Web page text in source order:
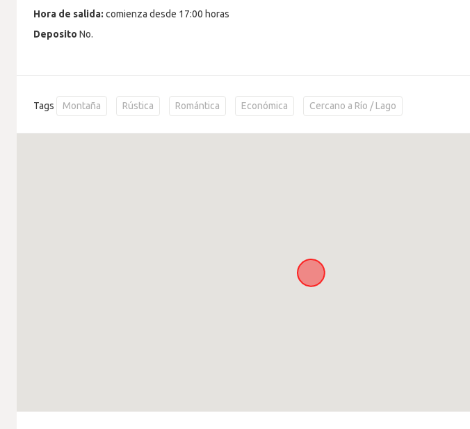
Hora de salida: comienza desde 17:00 horas
Deposito No.
Tags Montaña Rústica Romántica Económica Cercano a Río / Lago